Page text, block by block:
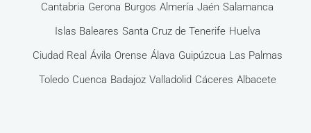
Cantabria Gerona Burgos Almería Jaén Salamanca
Islas Baleares Santa Cruz de Tenerife Huelva
Ciudad Real Ávila Orense Álava Guipúzcua Las Palmas
Toledo Cuenca Badajoz Valladolid Cáceres Albacete